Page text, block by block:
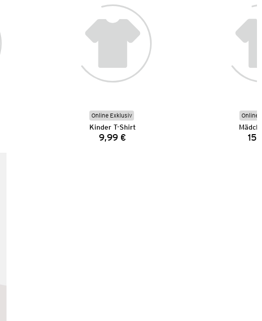
Online Exklusiv
Kinder T-Shirt
Preis:
9,99 €
Online